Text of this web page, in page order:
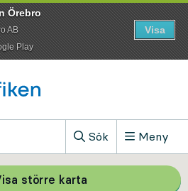
Sök
, Visa sökfältet
Meny
större karta Visa större
Örebro
AB
Play
Visa